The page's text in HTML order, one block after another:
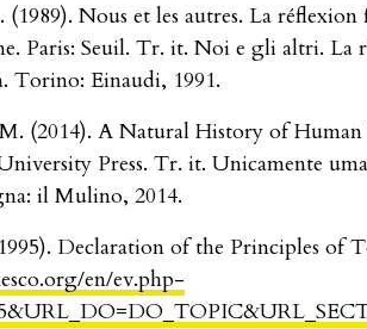
Nous et les autres. La réflexion
Paris: Seuil. Tr. it. Noi e gli altri. La
Torino: Einaudi, 1991.
(2014). A Natural History of
Press. Tr. it. Unicamente
il Mulino, 2014.
Declaration of the Principles of
en/ev.php-